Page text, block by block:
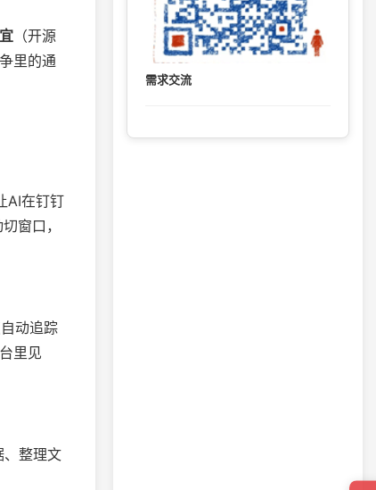
（开源
里的通
AI在钉钉
窗口，
动追踪
里见
、整理文
需求交流